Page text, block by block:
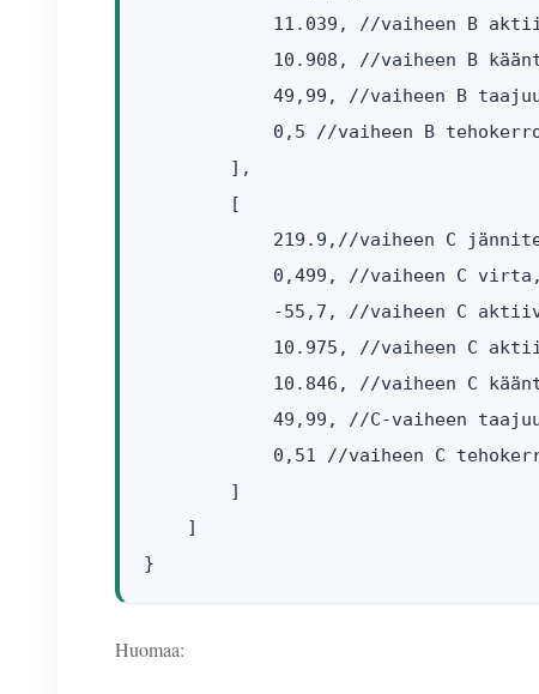
11.039, //vaiheen B
10.908, //vaiheen B
49,99, //vaiheen B
0,5 //vaiheen B
        ],
        [
219.9,//vaiheen C
0,499, //vaiheen C
-55,7, //vaiheen C
10.975, //vaiheen C
10.846, //vaiheen C
49,99, //C-vaiheen
0,51 //vaiheen C
        ]
    ]
}
Huomaa: